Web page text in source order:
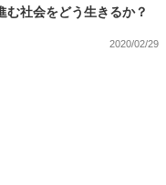
む社会をどう生きるか？
2020/02/29